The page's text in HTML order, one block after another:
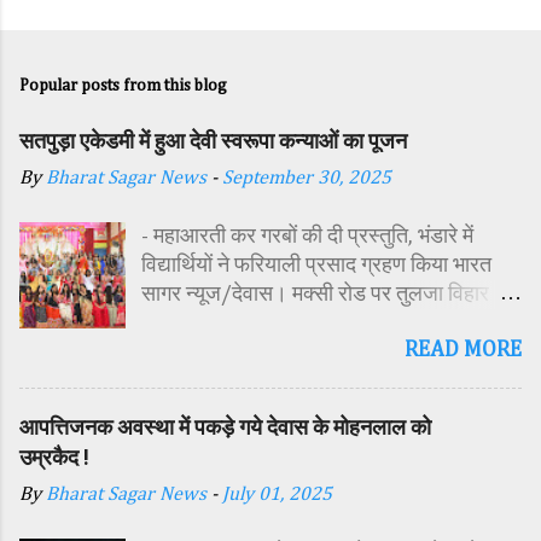
Popular posts from this blog
सतपुड़ा एकेडमी में हुआ देवी स्वरूपा कन्याओं का पूजन
ByBharat Sagar News - September 30, 2025
- महाआरती कर गरबों की दी प्रस्तुति, भंडारे में
विद्यार्थियों ने फरियाली प्रसाद ग्रहण किया भारत
सागर न्यूज/देवास। मक्सी रोड पर तुलजा विहार
पावन अवसर पर कन्या पूजन एवं गरबा महोत्सव का
परिसर में तोरण, रंगोली से आकर्षक साज-सज्जा की
गई। सर्वप्रथम मुख्य अतिथि महिला बाल विकास
विशिष्ट अतिथि शासकीय पॉलिटेक्निक कॉलेज
READ MORE
आपत्तिजनक अवस्था में पकड़े गये देवास के मोहनलाल को
उम्रकैद !
ByBharat Sagar News - July 01, 2025